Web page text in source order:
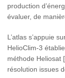
production
évaluer, de
L’atlas s’appuie
HelioClim-3
méthode Heliosat
résolution issues